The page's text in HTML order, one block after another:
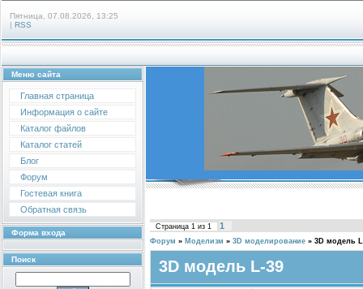
Пятница, 07.08.2026, 13:25
| RSS
Меню сайта
Главная страница
Информация о сайте
Каталог файлов
Каталог статей
Блог
Форум
Гостевая книга
Обратная связь
Форма входа
Поиск
Страница 1 из 1 1
Форум » Моделизм » 3D моделирование » 3D модель
3D модель L-39